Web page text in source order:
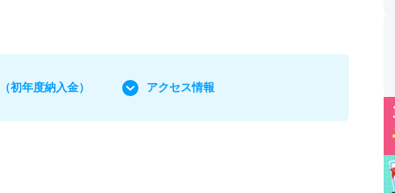
（初年度納入金） アクセス情報